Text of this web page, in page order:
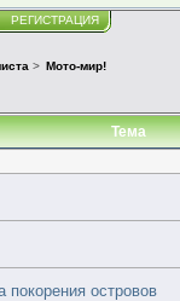
РЕГИСТРАЦИЯ
> Мото-мир!
Тема
покорения островов